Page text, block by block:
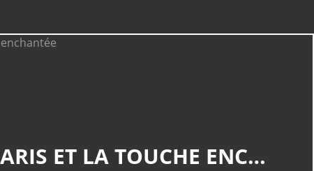
KIOSQUE EN FÊTE PARIS 15E SQUARE VIOLET MAIRIE DE PARIS ET LA TOUCHE ENCHANTÉE
Abbesses(19)